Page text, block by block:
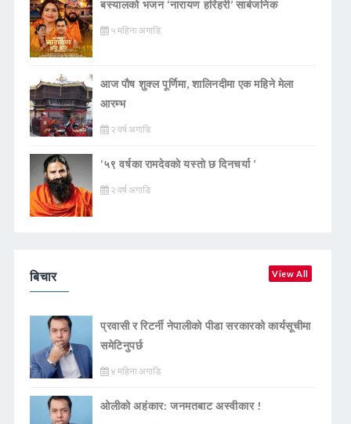
बस्यालको भजन ‘नारायण हरिहरी’ सार्बजनिक
५ महिना अगाडि
आज पौष शुक्ल पूर्णिमा, शालिनदीमा एक महिने मेला
आरम्भ
२ वर्ष अगाडि
‘५९ वर्षका रामदेवकाे यस्ताे छ दिनचर्या ’
२ वर्ष अगाडि
बिचार View All
प्रवासी र रिटर्नी नेपालीको पीडा सरकारको कार्यसूचीमा
समेटिनुपर्छ
४ महिना अगाडि
ओलीको अहंकार: जनमतबाट अस्वीकार !